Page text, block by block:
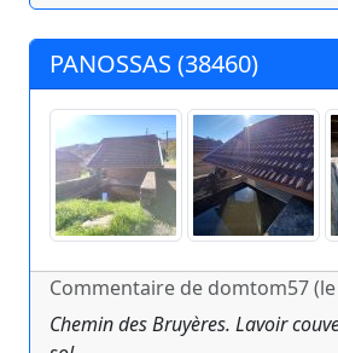
PANOSSAS (38460)
Commentaire de domtom57
Chemin des Bruyères. Lavoir